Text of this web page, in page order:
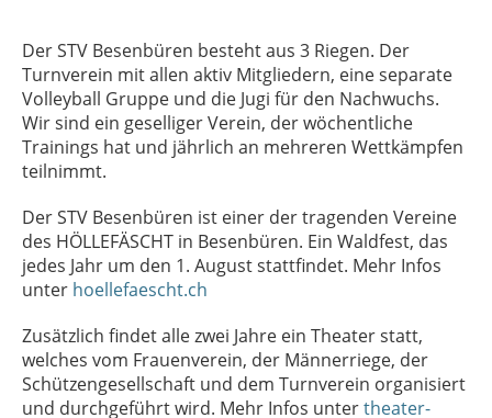
Der STV Besenbüren besteht aus 3 Riegen. Der
Turnverein mit allen aktiv Mitgliedern, eine separate
Volleyball Gruppe und die Jugi für den Nachwuchs.
Wir sind ein geselliger Verein, der wöchentliche
Trainings hat und jährlich an mehreren Wettkämpfen
teilnimmt.
Der STV Besenbüren ist einer der tragenden Vereine
des HÖLLEFÄSCHT in Besenbüren. Ein Waldfest, das
jedes Jahr um den 1. August stattfindet. Mehr Infos
unter hoellefaescht.ch
Zusätzlich findet alle zwei Jahre ein Theater statt,
welches vom Frauenverein, der Männerriege, der
Schützengesellschaft und dem Turnverein organisiert
und durchgeführt wird. Mehr Infos untertheater-